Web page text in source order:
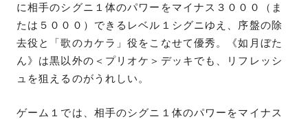
に相手のシグニ１体のパワーをマイナス３０００（ま
たは５０００）できるレベル１シグニゆえ、序盤の除
去役と「歌のカケラ」役をこなせて優秀。《如月ぼた
ん》は黒以外の＜プリオケ＞デッキでも、リフレッシ
ュを狙えるのがうれしい。
ゲーム１では、相手のシグニ１体のパワーをマイナス